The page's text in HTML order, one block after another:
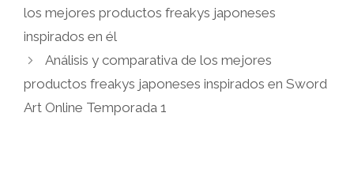
los mejores productos freakys japoneses
inspirados en él
Análisis y comparativa de los mejores
productos freakys japoneses inspirados en Sword
Art Online Temporada 1